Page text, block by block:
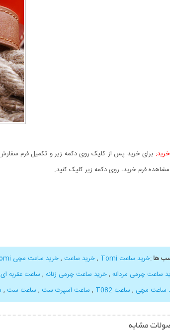
برای خرید پس از کلیک روی دکمه زیر و تکمیل فرم
فرم خرید، روی دکمه زیر کلیک کنید.
ها:خرید ساعت Tomi ,خرید ساعت ,خرید ساعت مچی Tomi مدل T082
ساعت چرمی مردانه ,خرید ساعت چرمی زنانه , ساعت عقربه ای Tomi T082
ساعت مچی , ساعت T082 , ساعت اسپرت ست , ساعت ست ,
مشابه